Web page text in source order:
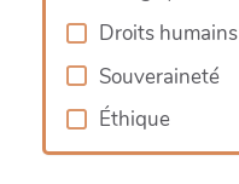
Droits humains
Souveraineté
Éthique